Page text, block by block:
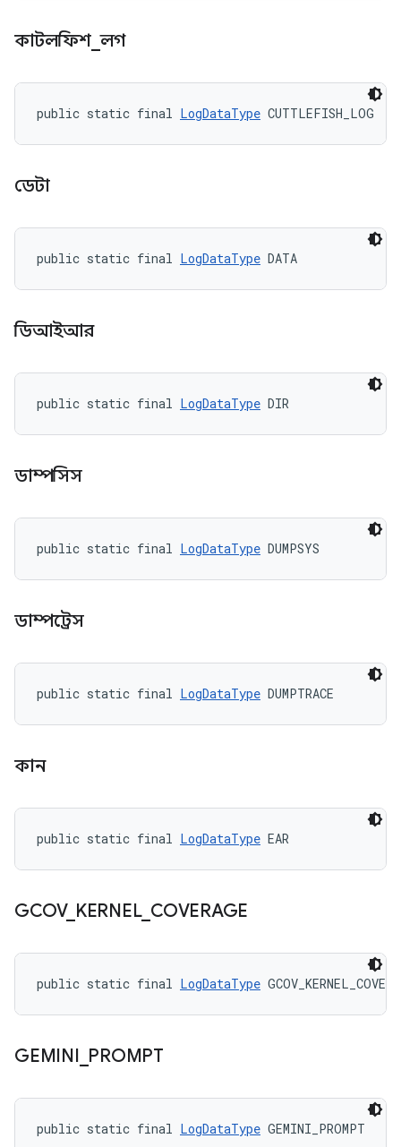
কাটলফিশ_লগ
public static final LogDataType CUTTLEFISH_LOG
ডেটা
public static final LogDataType DATA
ডিআইআর
public static final LogDataType DIR
ডাম্পসিস
public static final LogDataType DUMPSYS
ডাম্পট্রেস
public static final LogDataType DUMPTRACE
কান
public static final LogDataType EAR
GCOV_ KERNEL_ COVERAGE
public static final LogDataType
GEMINI PROMPT
public static final LogDataType GEMINI_PROMPT